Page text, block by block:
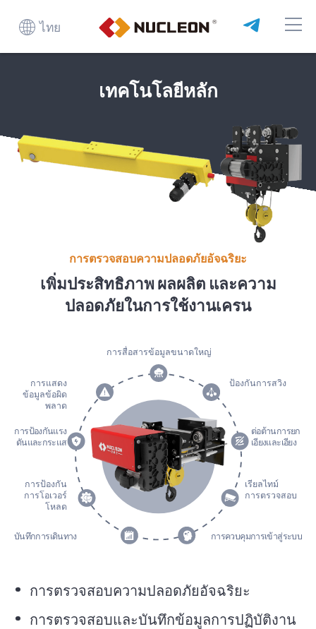
ไทย
เทคโนโลยีหลัก
การตรวจสอบความปลอดภัยอัจฉริยะ
เพิ่มประสิทธิภาพ ผลผลิต และความ
ปลอดภัยในการใช้งานเครน
การสื่อสารข้อมูลขนาดใหญ่
ป้องกันการสวิง
ต่อต้านการยก
เอียงและเอียง
เรียลไทม์
การตรวจสอบ
การควบคุมการเข้าสู่ระบบ
บันทึกการเดินทาง
การป้องกัน
การโอเวอร์
โหลด
การป้องกันแรง
ดันและกระแส
การแสดง
ข้อมูลข้อผิด
พลาด
การตรวจสอบความปลอดภัยอัจฉริยะ
การตรวจสอบและบันทึกข้อมูลการปฏิบัติงาน